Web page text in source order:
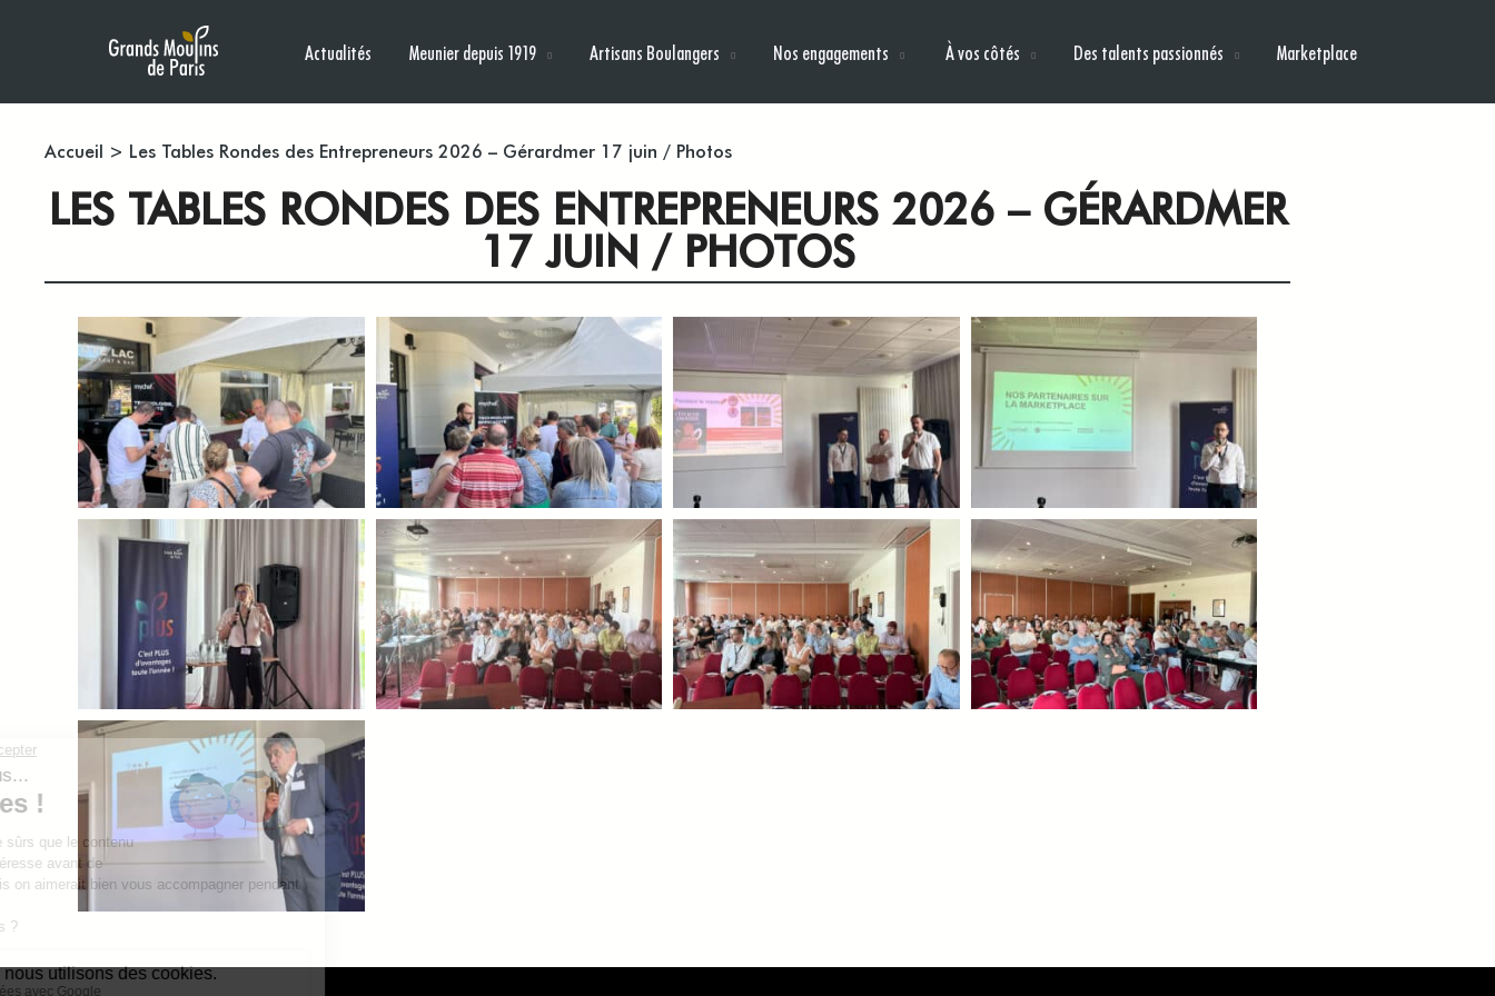
Actualités Meunier depuis 1919 Artisans Boulangers Nos engagements À vos côtés Des talents passionnés Marketplace
Accueil > Les Tables Rondes des Entrepreneurs 2026 – Gérardmer 17 juin / Photos
LES TABLES RONDES DES ENTREPRENEURS 2026 – GÉRARDMER
17 JUIN / PHOTOS